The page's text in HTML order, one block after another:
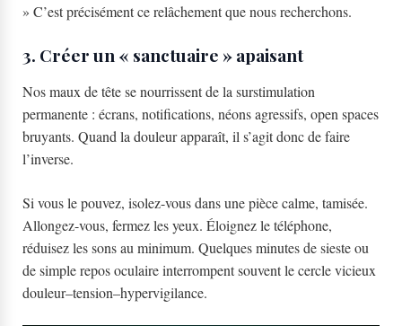
» C’est précisément ce relâchement que nous recherchons.
3. Créer un « sanctuaire » apaisant
Nos maux de tête se nourrissent de la surstimulation
permanente : écrans, notifications, néons agressifs, open spaces
bruyants. Quand la douleur apparaît, il s’agit donc de faire
l’inverse.
Si vous le pouvez, isolez-vous dans une pièce calme, tamisée.
Allongez-vous, fermez les yeux. Éloignez le téléphone,
réduisez les sons au minimum. Quelques minutes de sieste ou
de simple repos oculaire interrompent souvent le cercle vicieux
douleur–tension–hypervigilance.